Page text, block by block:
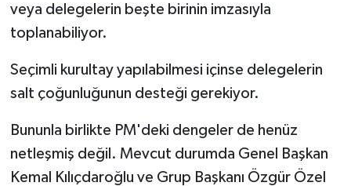
veya delegelerin beşte birinin imzasıyla
toplanabiliyor.
Seçimli kurultay yapılabilmesi içinse delegelerin
salt çoğunluğunun desteği gerekiyor.
Bununla birlikte PM'deki dengeler de henüz
netleşmiş değil. Mevcut durumda Genel Başkan
Kemal Kılıçdaroğlu ve Grup Başkanı Özgür Özel
SİYASET
TATLISU
TEKNOLOJİ
TİCARET